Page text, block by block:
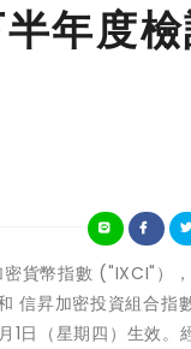
年度
貨幣指數 ("IXCI"）
信昇加密投資組合指
1日（星期四）生效。